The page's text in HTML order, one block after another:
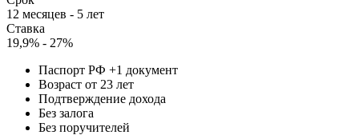
12 месяцев - 5 лет
Ставка
19,9% - 27%
Паспорт РФ +1 документ
Возраст от 23 лет
Подтверждение дохода
Без залога
Без поручителей